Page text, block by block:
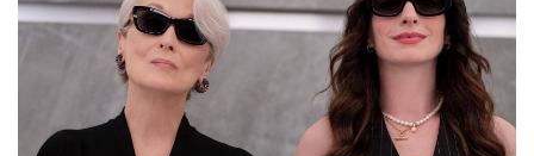
Dinh dưỡng - món ngon
Sản phụ khoa
Làm đẹp - giảm cân
Nhà đẹp
Tình yêu - Gia đình